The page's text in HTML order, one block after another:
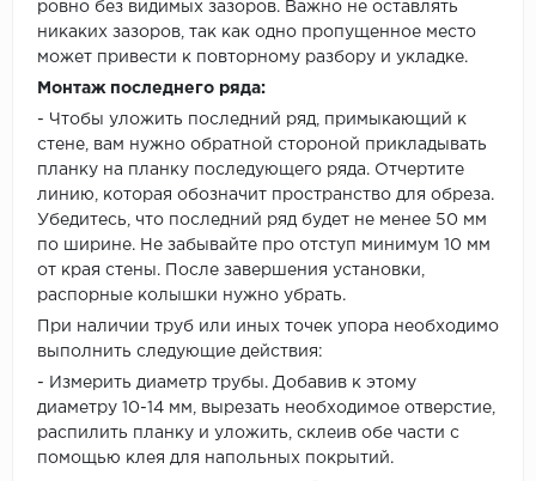
ровно без видимых зазоров. Важно не оставлять
никаких зазоров, так как одно пропущенное место
может привести к повторному разбору и укладке.
Монтаж последнего ряда:
- Чтобы уложить последний ряд, примыкающий к
стене, вам нужно обратной стороной прикладывать
планку на планку последующего ряда. Отчертите
линию, которая обозначит пространство для обреза.
Убедитесь, что последний ряд будет не менее 50 мм
по ширине. Не забывайте про отступ минимум 10 мм
от края стены. После завершения установки,
распорные колышки нужно убрать.
При наличии труб или иных точек упора необходимо
выполнить следующие действия:
- Измерить диаметр трубы. Добавив к этому
диаметру 10-14 мм, вырезать необходимое отверстие,
распилить планку и уложить, склеив обе части с
помощью клея для напольных покрытий.